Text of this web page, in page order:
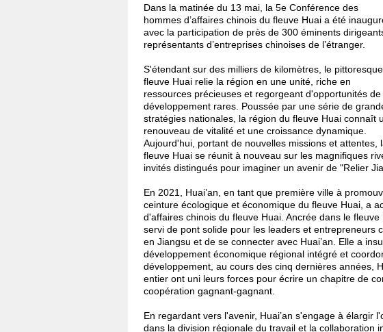
Dans la matinée du 13 mai, la 5e Conférence des
hommes d’affaires chinois du fleuve Huai a été
avec la participation de près de 300 éminents
représentants d’entreprises chinoises de l’étranger.
S'étendant sur des milliers de kilomètres, le pittoresque
fleuve Huai relie la région en une unité, riche en
ressources précieuses et regorgeant d'opportunités de
développement rares. Poussée par une série de
stratégies nationales, la région du fleuve Huai connaît
renouveau de vitalité et une croissance dynamique.
Aujourd'hui, portant de nouvelles missions et
fleuve Huai se réunit à nouveau sur les magnifiques
invités distingués pour imaginer un avenir de "Relier
En 2021, Huai’an, en tant que première ville à
ceinture écologique et économique du fleuve Huai, a
d'affaires chinois du fleuve Huai. Ancrée dans le
servi de pont solide pour les leaders et entrepreneurs
en Jiangsu et de se connecter avec Huai’an. Elle a
développement économique régional intégré et
développement, au cours des cinq dernières années,
entier ont uni leurs forces pour écrire un chapitre de
coopération gagnant-gagnant.
En regardant vers l'avenir, Huai’an s'engage à
dans la division régionale du travail et la collaboration